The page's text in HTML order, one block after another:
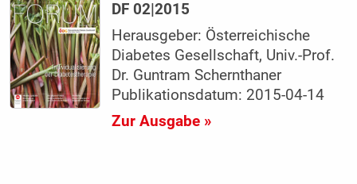
DF 02|2015
Herausgeber: Österreichische
Diabetes Gesellschaft, Univ.-Prof.
Dr. Guntram Schernthaner
Publikationsdatum: 2015-04-14
Zur Ausgabe »